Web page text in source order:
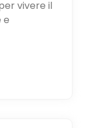
vivere il
e